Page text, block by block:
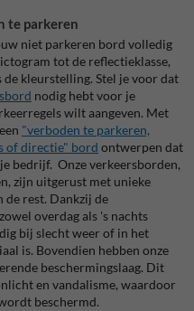
te parkeren
niet parkeren bord volledig
tot de reflectieklasse,
kleurstelling. Stel je voor dat
nodig hebt voor je
wilt aangeven. Met
"verboden te parkeren,
of directie" bord ontwerpen dat
bedrijf. Onze verkeersborden,
zijn uitgerust met unieke
de rest. Dankzij de
overdag als 's nachts
bij slecht weer of in het
is. Bovendien hebben onze
beschermingslaag. Dit
en vandalisme, waardoor
beschermd.